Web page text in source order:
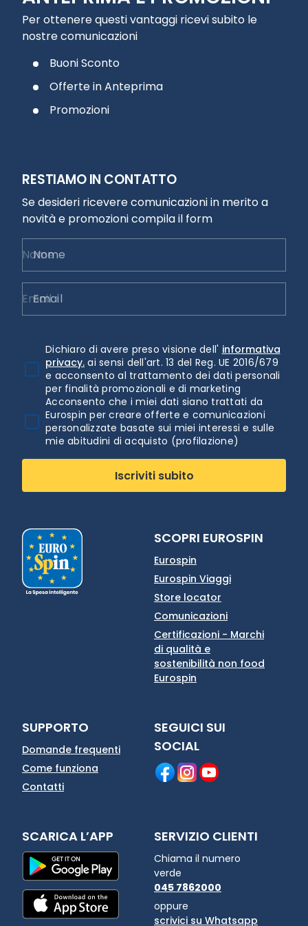
Per ottenere questi vantaggi ricevi subito le
nostre comunicazioni
Buoni Sconto
Offerte in Anteprima
Promozioni
RESTIAMO IN CONTATTO
Se desideri ricevere comunicazioni in merito a
novità e promozioni compila il form
Nome
Email
Dichiaro di avere preso visione dell' informativa
privacy. ai sensi dell'art. 13 del Reg. UE 2016/679
e acconsento al trattamento dei dati personali
per finalità promozionali e di marketing
Acconsento che i miei dati siano trattati da
Eurospin per creare offerte e comunicazioni
personalizzate basate sui miei interessi e sulle
mie abitudini di acquisto (profilazione)
Iscriviti subito
SCOPRI EUROSPIN
Eurospin
Eurospin Viaggi
Store locator
Comunicazioni
Certificazioni - Marchi
di qualità e
sostenibilità non food
Eurospin
SUPPORTO
Domande frequenti
Come funziona
Contatti
SEGUICI SUI
SOCIAL
SCARICA L’APP SERVIZIO CLIENTI
Chiama il numero
verde
045 7862000
oppure
scrivici su Whatsapp